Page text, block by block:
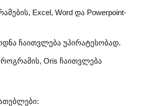
Excel, Word და Powerpoint-
ჩაითვლება უპირატესობად.
Oris ჩაითვლება